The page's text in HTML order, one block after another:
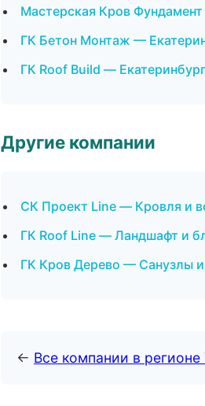
Мастерская Кров
ГК Бетон Монтаж —
ГК Roof Build — Екатеринбург
Другие компании
СК Проект Line — Кровля и
ГК Roof Line — Ландшафт и
ГК Кров Дерево — Санузлы
← Все компании в